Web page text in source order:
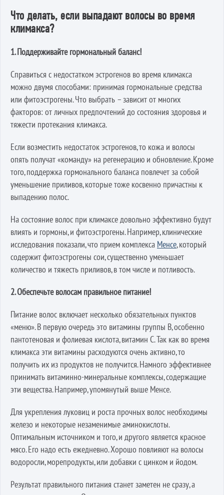
Что делать, если выпадают волосы во время
климакса?
1. Поддерживайте гормональный баланс!
Справиться с недостатком эстрогенов во время климакса
можно двумя способами: принимая гормональные средства
или фитоэстрогены. Что выбрать – зависит от многих
факторов: от личных предпочтений до состояния здоровья и
тяжести протекания климакса.
Если возместить недостаток эстрогенов, то кожа и волосы
опять получат «команду» на регенерацию и обновление. Кроме
того, поддержка гормонального баланса повлечет за собой
уменьшение приливов, которые тоже косвенно причастны к
выпадению полос.
На состояние волос при климаксе довольно эффективно будут
влиять и гормоны, и фитоэстрогены. Например, клинические
исследования показали, что прием комплекса Менсе, который
содержит фитоэстрогены сои, существенно уменьшает
количество и тяжесть приливов, в том числе и потливость.
2. Обеспечьте волосам правильное питание!
Питание волос включает несколько обязательных пунктов
«меню». В первую очередь это витамины группы В, особенно
пантотеновая и фолиевая кислота, витамин С. Так как во время
климакса эти витамины расходуются очень активно, то
получить их из продуктов не получится. Намного эффективнее
принимать витаминно-минеральные комплексы, содержащие
эти вещества. Например, упомянутый выше Менсе.
Для укрепления луковиц и роста прочных волос необходимы
железо и некоторые незаменимые аминокислоты.
Оптимальным источником и того, и другого является красное
мясо. Его надо есть ежедневно. Хорошо повлияют на волосы
водоросли, морепродукты, или добавки с цинком и йодом.
Результат правильного питания станет заметен не сразу, а